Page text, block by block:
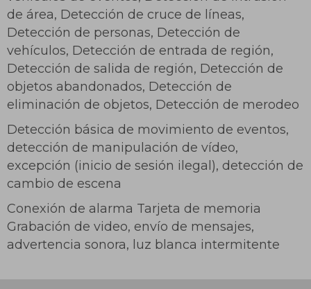
de área, Detección de cruce de líneas,
Detección de personas, Detección de
vehículos, Detección de entrada de región,
Detección de salida de región, Detección de
objetos abandonados, Detección de
eliminación de objetos, Detección de merodeo
Detección básica de movimiento de eventos,
detección de manipulación de vídeo,
excepción (inicio de sesión ilegal), detección de
cambio de escena
Conexión de alarma Tarjeta de memoria
Grabación de video, envío de mensajes,
advertencia sonora, luz blanca intermitente